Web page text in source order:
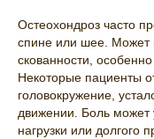
Остеохондроз часто
спине или шее. Может
скованности,
Некоторые пациенты
головокружение,
движении. Боль может
нагрузки или долгого